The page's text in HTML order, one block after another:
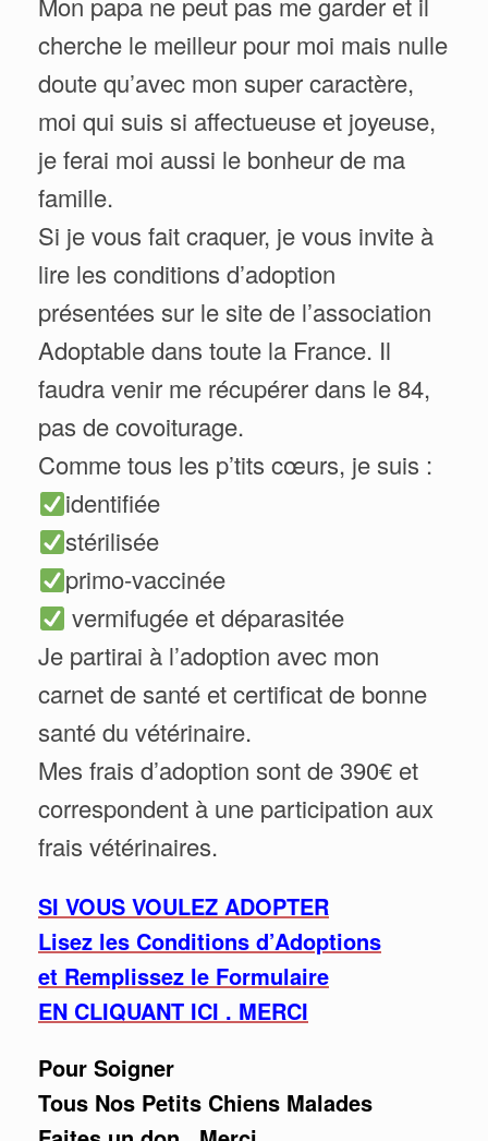
cherche le meilleur pour moi mais nulle
doute qu’avec mon super caractère,
moi qui suis si affectueuse et joyeuse,
je ferai moi aussi le bonheur de ma
famille.
Si je vous fait craquer, je vous invite à
lire les conditions d’adoption
présentées sur le site de l’association
Adoptable dans toute la France. Il
faudra venir me récupérer dans le 84,
pas de covoiturage.
Comme tous les p’tits cœurs, je suis :
identifiée
stérilisée
primo-vaccinée
vermifugée et déparasitée
Je partirai à l’adoption avec mon
carnet de santé et certificat de bonne
santé du vétérinaire.
Mes frais d’adoption sont de 390€ et
correspondent à une participation aux
frais vétérinaires.
SI VOUS VOULEZ ADOPTER
Lisez les Conditions d’Adoptions
et Remplissez le Formulaire
EN CLIQUANT ICI . MERCI
Pour Soigner
Tous Nos Petits Chiens Malades